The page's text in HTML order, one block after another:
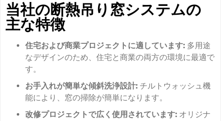
当社の断熱吊り窓システムの
主な特徴
住宅および商業プロジェクトに適しています: 多用途
なデザインのため、住宅と商業の両方の環境に最適で
す。
お手入れが簡単な傾斜洗浄設計: チルトウォッシュ機
能により、窓の掃除が簡単になります。
改修プロジェクトで広く使用されています: オリジナ